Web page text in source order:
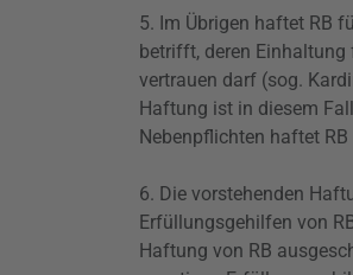
5. Im Übrigen haftet RB
betrifft, deren Einhaltung
vertrauen darf (sog.
Haftung ist in diesem
Nebenpflichten haftet RB
6. Die vorstehenden
Erfüllungsgehilfen von
Haftung von RB